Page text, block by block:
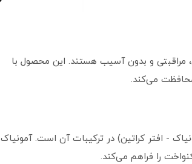
مراقبتی و بدون آسیب هستند. این محصول با
محافظت می‌کند.
- افتر کراتین) در ترکیبات آن است. آمونیاک
را فراهم می‌کند.